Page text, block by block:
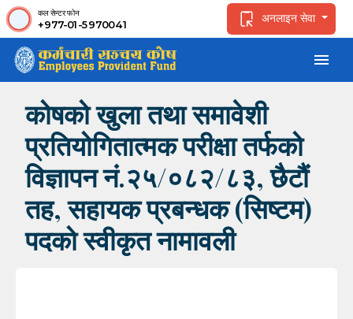
कल सेन्टर फोन
+977-01-5970041 अनलाइन सेवा
menu
कोषको खुला तथा समावेशी
प्रतियोगितात्मक परीक्षा तर्फको
विज्ञापन नं.२५/०८२/८३, छैटौं
तह, सहायक प्रबन्धक (सिष्टम)
पदको स्वीकृत नामावली